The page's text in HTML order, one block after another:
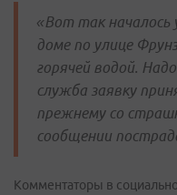
«Вот так началось
доме по улице
горячей водой.
служба заявку
прежнему со
сообщении
Комментаторы в